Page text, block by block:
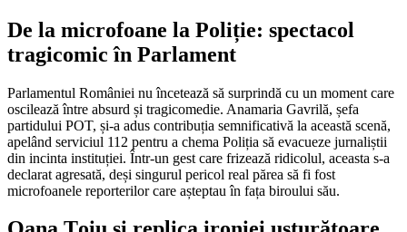
De la microfoane la Poliție: spectacol
tragicomic în Parlament
Parlamentul României nu încetează să surprindă cu un moment care
oscilează între absurd și tragicomedie. Anamaria Gavrilă, șefa
partidului POT, și-a adus contribuția semnificativă la această scenă,
apelând serviciul 112 pentru a chema Poliția să evacueze jurnaliștii
din incinta instituției. Într-un gest care frizează ridicolul, aceasta s-a
declarat agresată, deși singurul pericol real părea să fi fost
microfoanele reporterilor care așteptau în fața biroului său.